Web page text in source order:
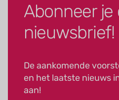
Abonneer je
nieuwsbrief!
De aankomende
en het laatste nieuws
aan!